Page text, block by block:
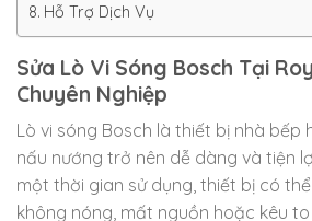
Hỗ Trợ Dịch Vụ
Sửa Lò Vi Sóng Bosch Tại
Chuyên Nghiệp
Lò vi sóng Bosch là thiết bị nhà bếp
nấu nướng trở nên dễ dàng và tiện
một thời gian sử dụng, thiết bị có
không nóng, mất nguồn hoặc kêu